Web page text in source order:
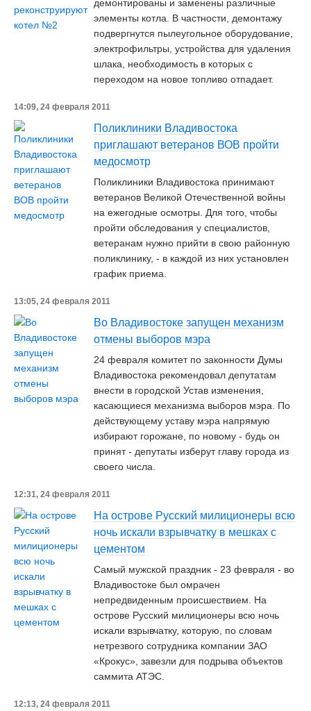
демонтированы и заменены различные
элементы котла. В частности, демонтажу
подвергнутся пылеугольное оборудование,
электрофильтры, устройства для удаления
шлака, необходимость в которых с
переходом на новое топливо отпадает.
14:09, 24 февраля 2011
Поликлиники Владивостока
приглашают ветеранов ВОВ пройти
медосмотр
Поликлиники Владивостока принимают
ветеранов Великой Отечественной войны
на ежегодные осмотры. Для того, чтобы
пройти обследования у специалистов,
ветеранам нужно прийти в свою районную
поликлинику, - в каждой из них установлен
график приема.
13:05, 24 февраля 2011
Во Владивостоке запущен механизм
отмены выборов мэра
24 февраля комитет по законности Думы
Владивостока рекомендовал депутатам
внести в городской Устав изменения,
касающиеся механизма выборов мэра. По
действующему уставу мэра напрямую
избирают горожане, по новому - будь он
принят - депутаты изберут главу города из
своего числа.
12:31, 24 февраля 2011
На острове Русский милиционеры всю
ночь искали взрывчатку в мешках с
цементом
Самый мужской праздник - 23 февраля - во
Владивостоке был омрачен
непредвиденным происшествием. На
острове Русский милиционеры всю ночь
искали взрывчатку, которую, по словам
нетрезвого сотрудника компании ЗАО
«Крокус», завезли для подрыва объектов
саммита АТЭС.
12:13, 24 февраля 2011